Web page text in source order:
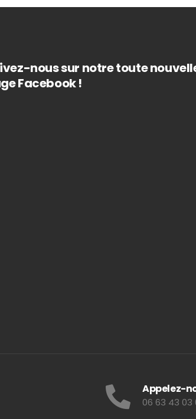
nous sur notre toute
Facebook !
Appelez-
06 63 43 03